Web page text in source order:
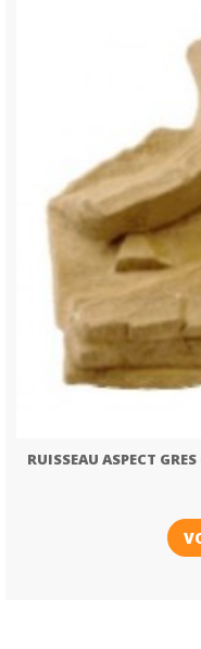
RUISSEAU ASPECT